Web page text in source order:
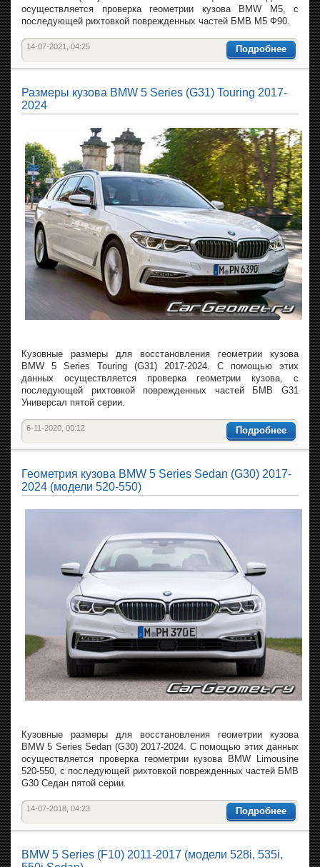
осуществляется проверка геометрии кузова BMW M5, с
последующей рихтовкой поврежденных частей БМВ М5 Ф90.
Подробнее
14-07-2021, 04:25
Размеры кузова BMW 5 Series (G31) Touring 2017-
2024
Кузовные размеры для восстановления геометрии кузова
BMW 5 Series Touring (G31) 2017-2024. С помощью этих
данных осуществляется проверка геометрии кузова, с
последующей рихтовкой поврежденных частей БМВ G31
Универсал пятой серии.
Подробнее
6-11-2020, 00:12
Геометрия кузова BMW 5 Series Sedan (G30) 2017-
2024 (модели 520-550)
Кузовные размеры для восстановления геометрии кузова
BMW 5 Series Sedan (G30) 2017-2024. С помощью этих данных
осуществляется проверка геометрии кузова BMW Limousine
520-550, с последующей рихтовкой поврежденных частей БМВ
G30 Седан пятой серии.
Подробнее
14-07-2018, 04:23
BMW 5 Series (F10) 2011-2017 (модели 528i, 535i,